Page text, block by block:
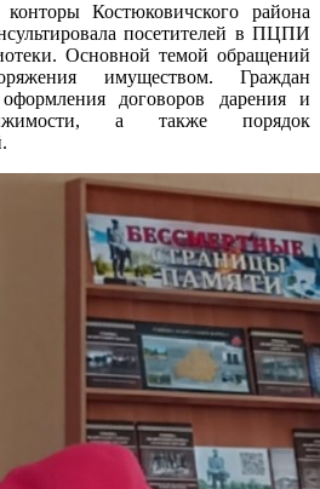
Костюковичского района
посетителей в ПЦПИ
Основной темой обращений
имуществом. Граждан
договоров дарения и
а также порядок